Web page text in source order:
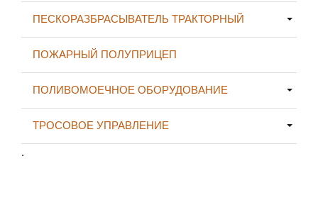
ПЕСКОРАЗБРАСЫВАТЕЛЬ ТРАКТОРНЫЙ
ПОЖАРНЫЙ ПОЛУПРИЦЕП
ПОЛИВОМОЕЧНОЕ ОБОРУДОВАНИЕ
ТРОСОВОЕ УПРАВЛЕНИЕ
.